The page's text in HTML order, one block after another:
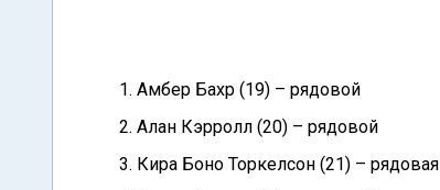
1. Амбер Бахр (19) – рядовой
2. Алан Кэрролл (20) – рядовой
3. Кира Боно Торкелсон (21) – рядовая